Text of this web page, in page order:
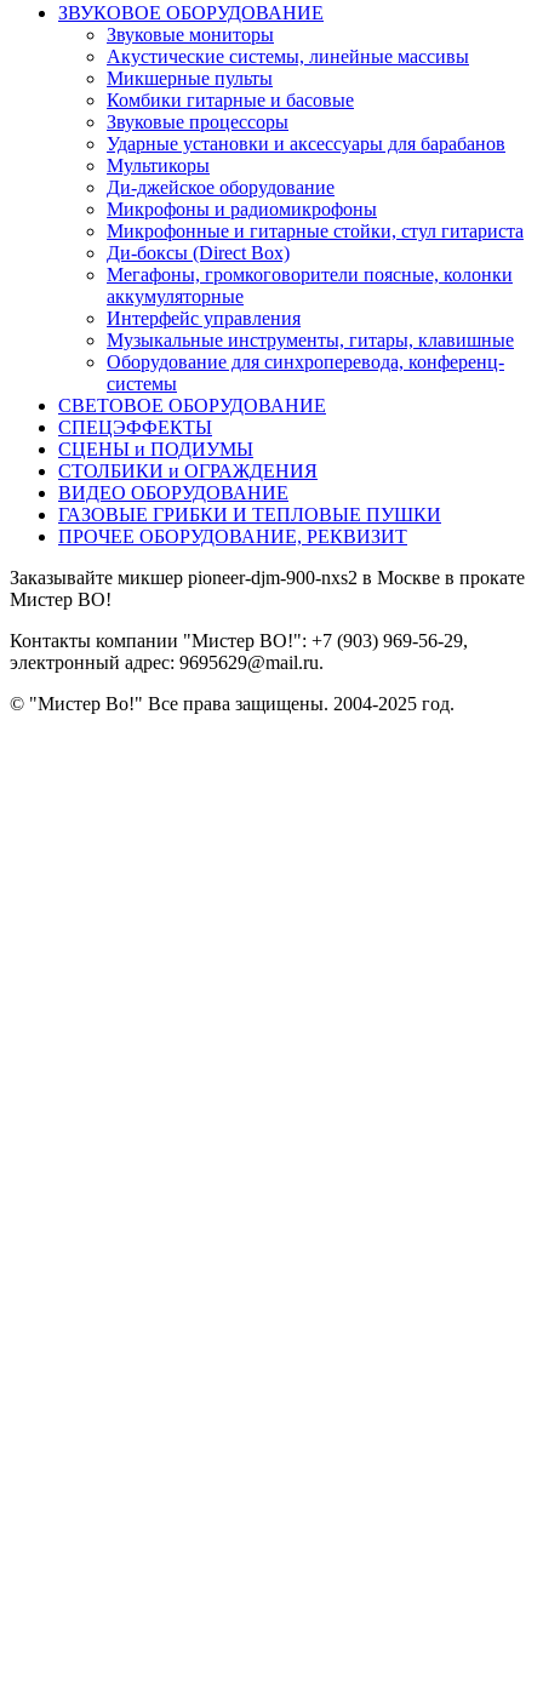
ЗВУКОВОЕ ОБОРУДОВАНИЕ
Звуковые мониторы
Акустические системы, линейные массивы
Микшерные пульты
Комбики гитарные и басовые
Звуковые процессоры
Ударные установки и аксессуары для барабанов
Мультикоры
Ди-джейское оборудование
Микрофоны и радиомикрофоны
Микрофонные и гитарные стойки, стул гитариста
Ди-боксы (Direct Box)
Мегафоны, громкоговорители поясные, колонки
аккумуляторные
Интерфейс управления
Музыкальные инструменты, гитары, клавишные
Оборудование для синхроперевода, конференц-
системы
СВЕТОВОЕ ОБОРУДОВАНИЕ
СПЕЦЭФФЕКТЫ
СЦЕНЫ и ПОДИУМЫ
СТОЛБИКИ и ОГРАЖДЕНИЯ
ВИДЕО ОБОРУДОВАНИЕ
ГАЗОВЫЕ ГРИБКИ И ТЕПЛОВЫЕ ПУШКИ
ПРОЧЕЕ ОБОРУДОВАНИЕ, РЕКВИЗИТ
Заказывайте микшер pioneer-djm-900-nxs2 в Москве в прокате
Мистер ВО!
Контакты компании "Мистер ВО!": +7 (903) 969-56-29,
электронный адрес: 9695629@mail.ru.
© "Мистер Во!" Все права защищены. 2004-2025 год.